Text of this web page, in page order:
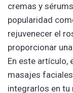
cremas y
popularidad
rejuvenecer el
proporcionar
En este artículo,
masajes
integrarlos en tu